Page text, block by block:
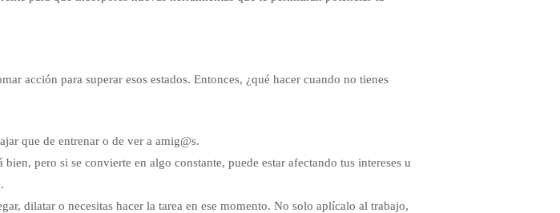
acción para superar esos estados. Entonces, ¿qué hacer cuando no tienes
que de entrenar o de ver a amig@s.
bien, pero si se convierte en algo constante, puede estar afectando tus intereses u
dilatar o necesitas hacer la tarea en ese momento. No solo aplícalo al trabajo,